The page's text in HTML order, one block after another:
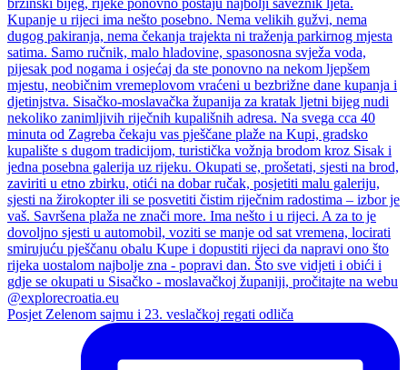
Posjet Zelenom sajmu i 23. veslačkoj regati odliča